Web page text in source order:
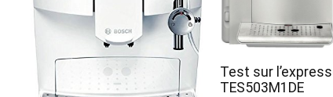
Test sur
TES503M1DE